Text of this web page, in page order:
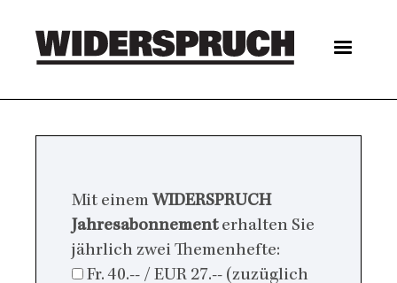
content
Mit einem WIDERSPRUCH
Jahresabonnementerhalten Sie
jährlich zwei Themenhefte:
Fr. 40.-- / EUR 27.-- (zuzüglich